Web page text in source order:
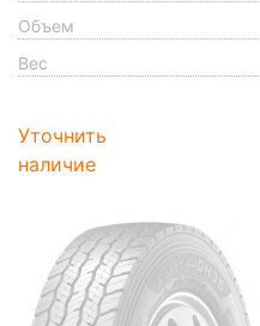
Объем
Вес
Уточнить
наличие